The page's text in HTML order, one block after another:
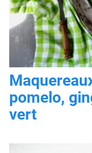
pomelo,
vert